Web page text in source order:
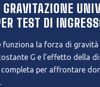
GRAVITAZIONE
TEST DI
funziona la forza di
G e l’effetto della
completa per affrontare